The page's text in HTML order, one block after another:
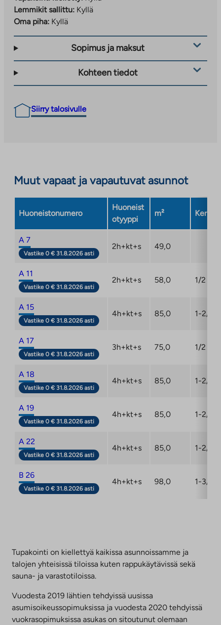
Lemmikit sallittu: Kyllä
Oma piha: Kyllä
Sopimus ja maksut
Kohteen tiedot
Siirry talosivulle
Muut vapaat ja vapautuvat asunnot
Huoneistonumero
Huoneist
otyyppi
m² Kerros
A 7
Vastike 0 € 31.8.2026 asti
2h+kt+s 49,0
A 11
Vastike 0 € 31.8.2026 asti
2h+kt+s 58,0 1/2
A 15
Vastike 0 € 31.8.2026 asti
4h+kt+s 85,0 1-2/2
A 17
Vastike 0 € 31.8.2026 asti
3h+kt+s 75,0 1/2
A 18
Vastike 0 € 31.8.2026 asti
4h+kt+s 85,0 1-2/2
A 19
Vastike 0 € 31.8.2026 asti
4h+kt+s 85,0 1-2/2
A 22
Vastike 0 € 31.8.2026 asti
4h+kt+s 85,0 1-2/2
B 26
Vastike 0 € 31.8.2026 asti
4h+kt+s 98,0 1-3/2
Tupakointi on kiellettyä kaikissa asunnoissamme ja
talojen yhteisissä tiloissa kuten rappukäytävissä sekä
sauna- ja varastotiloissa.
Vuodesta 2019 lähtien tehdyissä uusissa
asumisoikeussopimuksissa ja vuodesta 2020 tehdyissä
vuokrasopimuksissa asukas on sitoutunut olemaan